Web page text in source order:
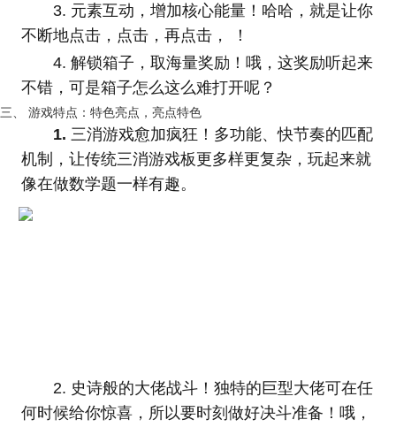
3. 元素互动，增加核心能量！哈哈，就是让你
不断地点击，点击，再点击， ！
4. 解锁箱子，取海量奖励！哦，这奖励听起来
不错，可是箱子怎么这么难打开呢？
三、 游戏特点：特色亮点，亮点特色
1. 三消游戏愈加疯狂！多功能、快节奏的匹配
机制，让传统三消游戏板更多样更复杂，玩起来就
像在做数学题一样有趣。
2. 史诗般的大佬战斗！独特的巨型大佬可在任
何时候给你惊喜，所以要时刻做好决斗准备！哦，